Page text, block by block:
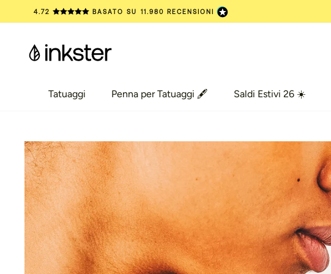
al
4.72 BASATO SU 11.980 RECENSIONI
Tatuaggi
Tatuaggi
Penna per Tatuaggi 🖋️
Penna per Tatuaggi 🖋️
Saldi Estivi 26 ☀️
Saldi Estivi 26 ☀️